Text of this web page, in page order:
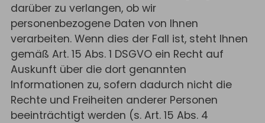
darüber zu verlangen, ob wir
personenbezogene Daten von Ihnen
verarbeiten. Wenn dies der Fall ist, steht Ihnen
gemäß Art. 15 Abs. 1 DSGVO ein Recht auf
Auskunft über die dort genannten
Informationen zu, sofern dadurch nicht die
Rechte und Freiheiten anderer Personen
beeinträchtigt werden (s. Art. 15 Abs. 4